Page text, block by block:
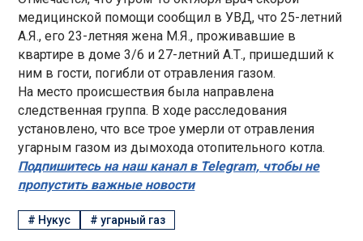
медицинской помощи сообщил в УВД, что 25-летний
А.Я., его 23-летняя жена М.Я., проживавшие в
квартире в доме 3/6 и 27-летний А.Т., пришедший к
ним в гости, погибли от отравления газом.
На место происшествия была направлена
следственная группа. В ходе расследования
установлено, что все трое умерли от отравления
угарным газом из дымохода отопительного котла.
Подпишитесь на наш канал в Telegram, чтобы не
пропустить важные новости
# Нукус #угарный газ